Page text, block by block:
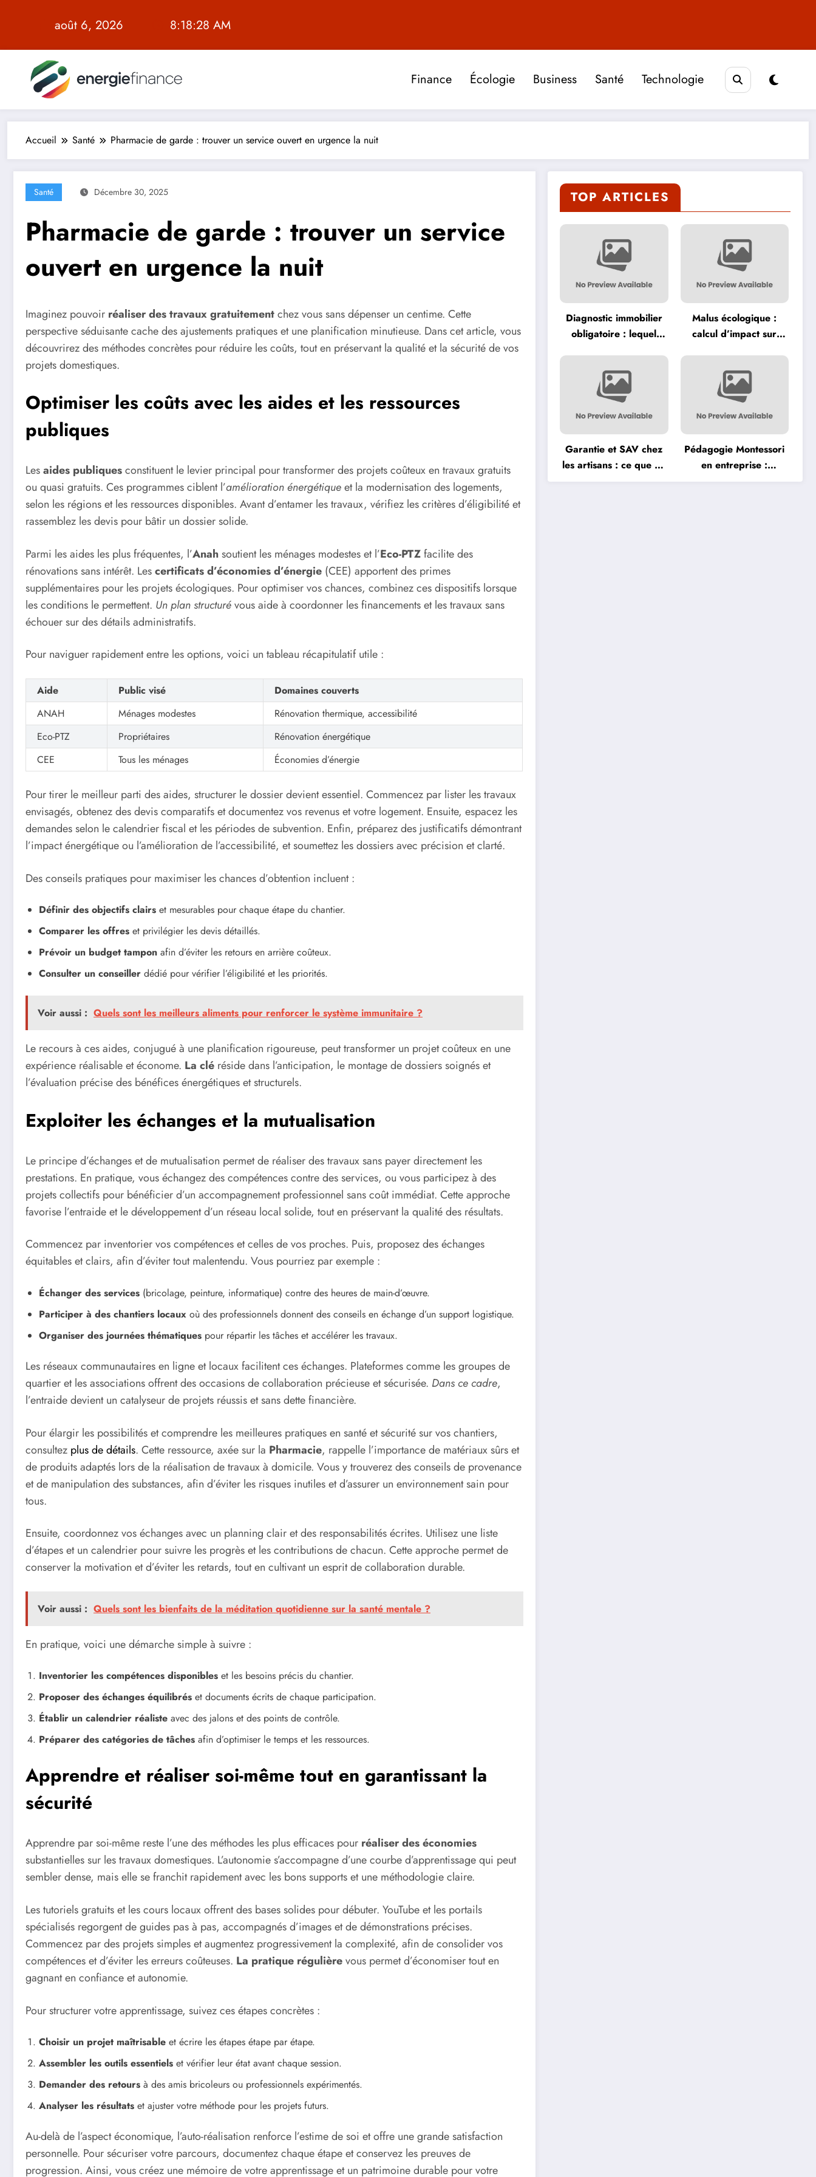
août 6, 2026 8:18:29 AM
Finance Écologie Business Santé Technologie
Accueil Santé Pharmacie de garde : trouver un service ouvert en urgence la nuit
Santé Décembre 30, 2025
Pharmacie de garde : trouver un service
ouvert en urgence la nuit
Imaginez pouvoir réaliser des travaux gratuitementchez vous sans dépenser un centime. Cette
perspective séduisante cache des ajustements pratiques et une planification minutieuse. Dans cet article, vous
découvrirez des méthodes concrètes pour réduire les coûts, tout en préservant la qualité et la sécurité de vos
projets domestiques.
Optimiser les coûts avec les aides et les ressources
publiques
Lesaides publiquesconstituent le levier principal pour transformer des projets coûteux en travaux gratuits
ou quasi gratuits. Ces programmes ciblent l’amélioration énergétiqueet la modernisation des logements,
selon les régions et les ressources disponibles. Avant d’entamer les travaux, vérifiez les critères d’éligibilité et
rassemblez les devis pour bâtir un dossier solide.
Parmi les aides les plus fréquentes, l’Anahsoutient les ménages modestes et l’Eco-PTZfacilite des
rénovations sans intérêt. Lescertificats d’économies d’énergie (CEE) apportent des primes
supplémentaires pour les projets écologiques. Pour optimiser vos chances, combinez ces dispositifs lorsque
les conditions le permettent. Un plan structurévous aide à coordonner les financements et les travaux sans
échouer sur des détails administratifs.
Pour naviguer rapidement entre les options, voici un tableau récapitulatif utile :
Aide Public visé
Domaines couverts
ANAH
Ménages modestes
Rénovation thermique, accessibilité
Eco-PTZ
Propriétaires
Rénovation énergétique
CEE
Tous les ménages Économies d’énergie
Pour tirer le meilleur parti des aides, structurer le dossier devient essentiel. Commencez par lister les travaux
envisagés, obtenez des devis comparatifs et documentez vos revenus et votre logement. Ensuite, espacez les
demandes selon le calendrier fiscal et les périodes de subvention. Enfin, préparez des justificatifs démontrant
l’impact énergétique ou l’amélioration de l’accessibilité, et soumettez les dossiers avec précision et clarté.
Des conseils pratiques pour maximiser les chances d’obtention incluent :
Définir des objectifs clairs et mesurables pour chaque étape du chantier.
Comparer les offres et privilégier les devis détaillés.
Prévoir un budget tampon afin d’éviter les retours en arrière coûteux.
Consulter un conseiller dédié pour vérifier l’éligibilité et les priorités.
Voir aussi : Quels sont les meilleurs aliments pour renforcer le système immunitaire ?
Le recours à ces aides, conjugué à une planification rigoureuse, peut transformer un projet coûteux en une
expérience réalisable et économe. La clé réside dans l’anticipation, le montage de dossiers soignés et
l’évaluation précise des bénéfices énergétiques et structurels.
Exploiter les échanges et la mutualisation
Le principe d’échanges et de mutualisation permet de réaliser des travaux sans payer directement les
prestations. En pratique, vous échangez des compétences contre des services, ou vous participez à des
projets collectifs pour bénéficier d’un accompagnement professionnel sans coût immédiat. Cette approche
favorise l’entraide et le développement d’un réseau local solide, tout en préservant la qualité des résultats.
Commencez par inventorier vos compétences et celles de vos proches. Puis, proposez des échanges
équitables et clairs, afin d’éviter tout malentendu. Vous pourriez par exemple :
Échanger des services (bricolage, peinture, informatique) contre des heures de main-d’œuvre.
Participer à des chantiers locaux où des professionnels donnent des conseils en échange d’un support logistique.
Organiser des journées thématiques pour répartir les tâches et accélérer les travaux.
Les réseaux communautaires en ligne et locaux facilitent ces échanges. Plateformes comme les groupes de
quartier et les associations offrent des occasions de collaboration précieuse et sécurisée. Dans ce cadre,
l’entraide devient un catalyseur de projets réussis et sans dette financière.
Pour élargir les possibilités et comprendre les meilleures pratiques en santé et sécurité sur vos chantiers,
consultez plus de détails. Cette ressource, axée sur la Pharmacie, rappelle l’importance de matériaux sûrs et
de produits adaptés lors de la réalisation de travaux à domicile. Vous y trouverez des conseils de provenance
et de manipulation des substances, afin d’éviter les risques inutiles et d’assurer un environnement sain pour
tous.
Ensuite, coordonnez vos échanges avec un planning clair et des responsabilités écrites. Utilisez une liste
d’étapes et un calendrier pour suivre les progrès et les contributions de chacun. Cette approche permet de
conserver la motivation et d’éviter les retards, tout en cultivant un esprit de collaboration durable.
Voir aussi : Quels sont les bienfaits de la méditation quotidienne sur la santé mentale ?
En pratique, voici une démarche simple à suivre :
Inventorier les compétences disponibles et les besoins précis du chantier.
Proposer des échanges équilibrés et documents écrits de chaque participation.
Établir un calendrier réaliste avec des jalons et des points de contrôle.
Préparer des catégories de tâches afin d’optimiser le temps et les ressources.
Apprendre et réaliser soi-même tout en garantissant la
sécurité
Apprendre par soi-même reste l’une des méthodes les plus efficaces pour réaliser des économies
substantielles sur les travaux domestiques. L’autonomie s’accompagne d’une courbe d’apprentissage qui peut
sembler dense, mais elle se franchit rapidement avec les bons supports et une méthodologie claire.
Les tutoriels gratuits et les cours locaux offrent des bases solides pour débuter. YouTube et les portails
spécialisés regorgent de guides pas à pas, accompagnés d’images et de démonstrations précises.
Commencez par des projets simples et augmentez progressivement la complexité, afin de consolider vos
compétences et d’éviter les erreurs coûteuses. La pratique régulièrevous permet d’économiser tout en
gagnant en confiance et autonomie.
Pour structurer votre apprentissage, suivez ces étapes concrètes :
Choisir un projet maîtrisable et écrire les étapes étape par étape.
Assembler les outils essentiels et vérifier leur état avant chaque session.
Demander des retours à des amis bricoleurs ou professionnels expérimentés.
Analyser les résultats et ajuster votre méthode pour les projets futurs.
Au-delà de l’aspect économique, l’auto-réalisation renforce l’estime de soi et offre une grande satisfaction
personnelle. Pour sécuriser votre parcours, documentez chaque étape et conservez les preuves de
progression. Ainsi, vous créez une mémoire de votre apprentissage et un patrimoine durable pour votre
TOP ARTICLES
Diagnostic immobilier
obligatoire : lequel
Malus écologique :
calcul d’impact sur
Garantie et SAV chez
les artisans : ce que dit
vraiment la loi
Pédagogie Montessori
en entreprise :
méthodes